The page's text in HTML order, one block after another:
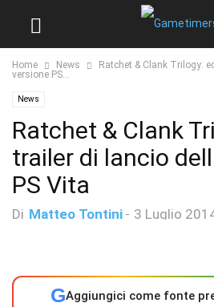
Home News
Ratchet & Clank Trilogy:
versione PS...
News
Ratchet & Clank
trailer di lancio
PS Vita
Di Matteo Tontini - 3 Luglio
GAggiungici come fonte